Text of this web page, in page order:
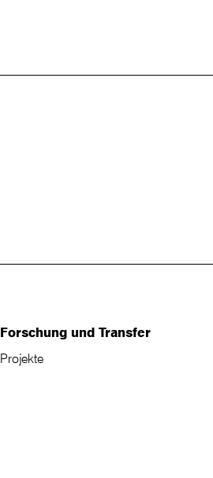
Forschung und Transfer
Projekte